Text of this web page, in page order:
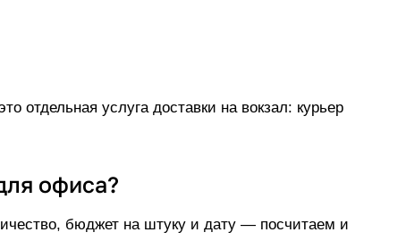
отдельная услуга доставки на вокзал: курьер
офиса?
бюджет на штуку и дату — посчитаем и